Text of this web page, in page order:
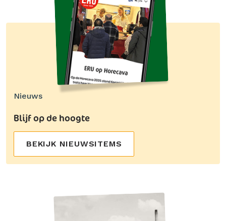
Nieuws
Blijf op de hoogte
BEKIJK NIEUWSITEMS